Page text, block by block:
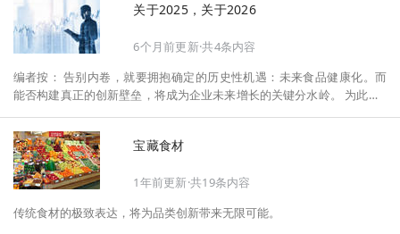
关于2025，关于2026
6个月前更新·共4条内容
编者按： 告别内卷，就要拥抱确定的历史性机遇：未来食品健康化。而
能否构建真正的创新壁垒，将成为企业未来增长的关键分水岭。 为此，F
将以“创新产品”透视“未来机会”，以全球视野探寻中国机遇、增长解法，
拆解年度标杆的增长逻辑与谋篇布局，深挖“药食同源”“低GI”“老龄营
养”“清洁标签”等热门赛道的爆品基因，从趋势预判、品类创新、未来增长
机会、企业战略布局以及渠道变革等，为行业提供务实、前瞻的开年创新
宝藏食材
1年前更新·共19条内容
传统食材的极致表达，将为品类创新带来无限可能。